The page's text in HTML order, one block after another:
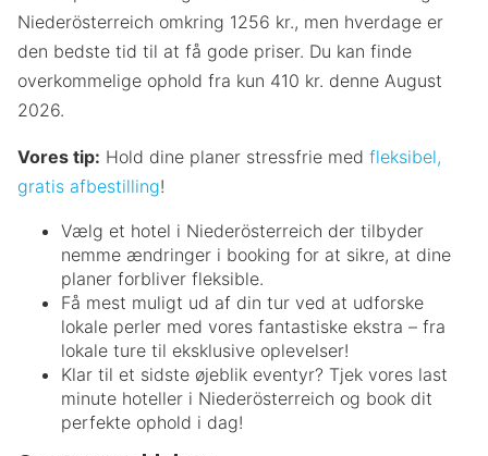
Niederösterreich omkring 1256 kr., men hverdage er
den bedste tid til at få gode priser. Du kan finde
overkommelige ophold fra kun 410 kr. denne August
2026.
Vores tip: Hold dine planer stressfrie med fleksibel,
gratis afbestilling!
Vælg et hotel i Niederösterreich der tilbyder
nemme ændringer i booking for at sikre, at dine
planer forbliver fleksible.
Få mest muligt ud af din tur ved at udforske
lokale perler med vores fantastiske ekstra – fra
lokale ture til eksklusive oplevelser!
Klar til et sidste øjeblik eventyr? Tjek vores last
minute hoteller i Niederösterreich og book dit
perfekte ophold i dag!